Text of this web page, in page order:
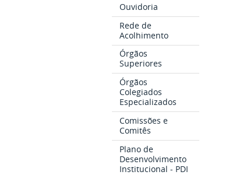
Ouvidoria
Rede de
Acolhimento
Órgãos
Superiores
Órgãos
Colegiados
Especializados
Comissões e
Comitês
Plano de
Desenvolvimento
Institucional - PDI